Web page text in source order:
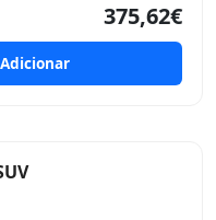
375,62€
Adicionar